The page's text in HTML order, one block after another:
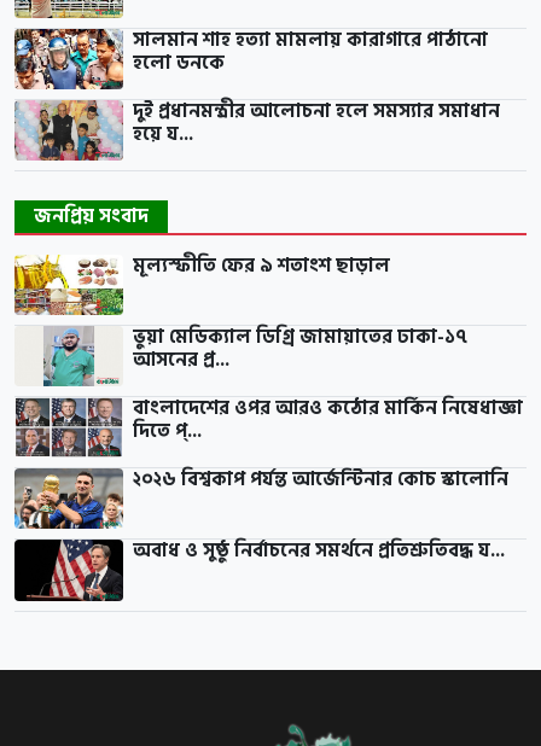
সালমান শাহ হত্যা মামলায় কারাগারে পাঠানো
হলো ডনকে
দুই প্রধানমন্ত্রীর আলোচনা হলে সমস্যার সমাধান
হয়ে য...
জনপ্রিয় সংবাদ
মূল্যস্ফীতি ফের ৯ শতাংশ ছাড়াল
ভুয়া মেডিক্যাল ডিগ্রি জামায়াতের ঢাকা-১৭
আসনের প্র...
বাংলাদেশের ওপর আরও কঠোর মার্কিন নিষেধাজ্ঞা
দিতে প্...
২০২৬ বিশ্বকাপ পর্যন্ত আর্জেন্টিনার কোচ স্কালোনি
অবাধ ও সুষ্ঠু নির্বাচনের সমর্থনে প্রতিশ্রুতিবদ্ধ য...